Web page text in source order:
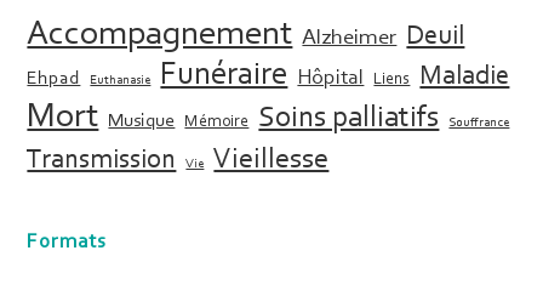
Accompagnement Alzheimer Deuil
Ehpad Euthanasie Funéraire Hôpital Liens Maladie
Mort Musique Mémoire Soins palliatifs Souffrance
Transmission Vie Vieillesse
Formats